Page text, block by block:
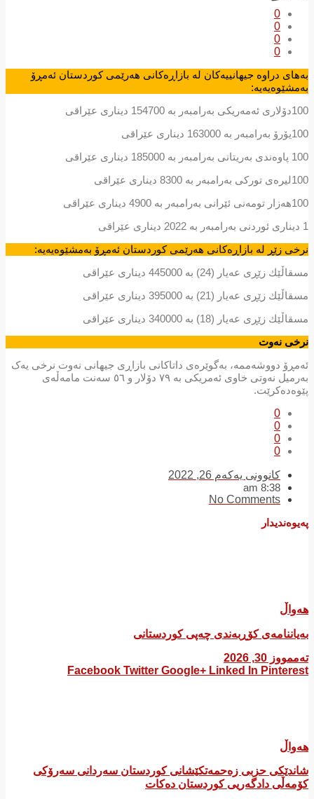
0
0
0
0
بەھای دراوە جیھانییەکان لە بازاڕەکانی ھەرێمی کوردستان ئەمڕۆ
بەمشێوەیەیە:
100دۆلاری ئەمەریکی بەرامبەر بە 154700 دیناری عێراقی
100یۆرۆ بەرامبەر بە 163000 دیناری عێراقی
100 پاوەندی بەریتانی بەرامبەر بە 185000 دیناری عێراقی
100لیرەی تورکی بەرامبەر بە 8300 دیناری عێراقی
100ھەزار تومەنی ئێرانی بەرامبەر بە 4900 دیناری عێراقی
1 دیناری ئوردنی بەرامبەر بە 2022 دیناری عێراقی
نرخی زێڕ لە بازاڕەکانی ھەرێمی کوردستان ئەمڕۆ بەمشێوەیەیە:
مسقاڵێك زێڕی عەیار (24) بە 445000 دیناری عێراقی
مسقاڵێك زێڕی عەیار (21) بە 395000 دیناری عێراقی
مسقاڵێك زێڕی عەیار (18) بە 340000 دیناری عێراقی
نرخی نەوت
ئەمڕۆ دووشەممە، بەگوێرەی داتاکانی بازاڕی جیهانی نەوت نرخی یەک
بەرمیل نەوتی خاوی ئەمریکی بە ٧٩ دۆلار و ٥٦ سەنت مامەڵەی
پێوەدەکرێت.
0
0
0
0
کانوونی یەکەم 26, 2022
8:38 am
No Comments
پەیوەندیدار
هەواڵ
بەیاننامەی کۆڕبەندی چەپی کوردستانی
تەممووز 30, 2026
Facebook Twitter Google+ Linked In Pinterest
هەواڵ
شاندێکی حزبی زەحمەتکێشانی کوردستان سەردانی سەرۆکی
کۆمەڵی دادگەریی کوردستان دەکات